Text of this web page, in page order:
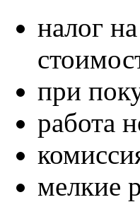
налог
при
работа
мелкие